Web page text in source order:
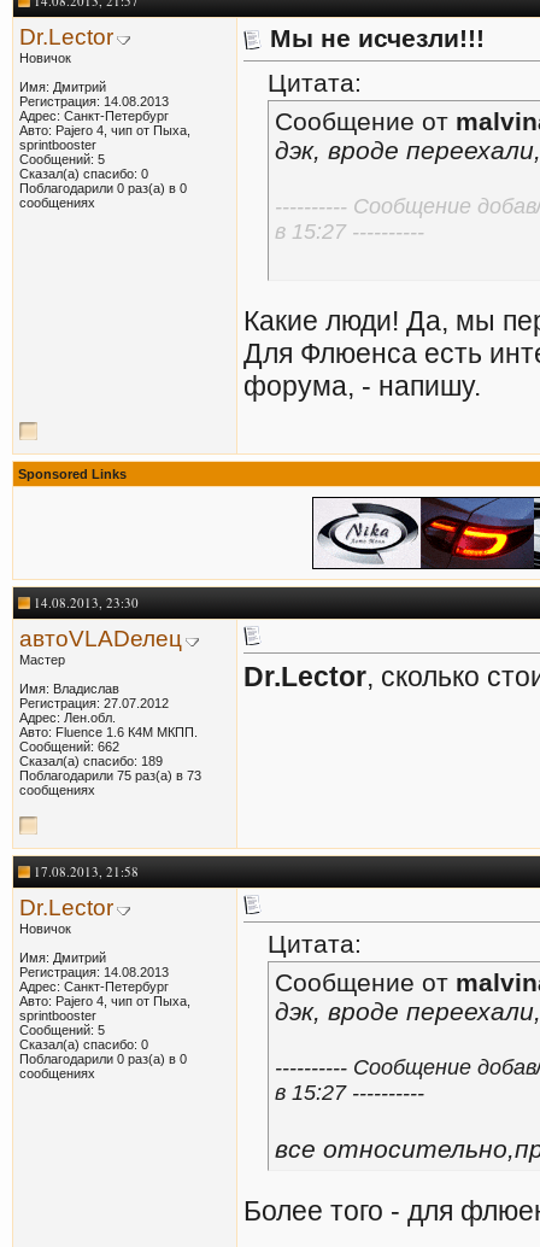
Dr.Lector
Новичок
Имя: Дмитрий
Регистрация: 14.08.2013
Адрес: Санкт-Петербург
Авто: Pajero 4, чип от Пыха,
sprintbooster
Сообщений: 5
Сказал(а) спасибо: 0
Поблагодарили 0 раз(а) в 0
сообщениях
Мы не исчезли!!!
Цитата:
Сообщение от
дэк, вроде переехали,
---------- Сообщение
в 15:27 ----------
Какие люди! Да, мы
Для Флюенса есть
форума, - напишу.
Sponsored Links
14.08.2013, 23:30
автоVLADелец
Мастер
Имя: Владислав
Регистрация: 27.07.2012
Адрес: Лен.обл.
Авто: Fluence 1.6 К4М МКПП.
Сообщений: 662
Сказал(а) спасибо: 189
Поблагодарили 75 раз(а) в 73
сообщениях
Dr.Lector, сколько
17.08.2013, 21:58
Dr.Lector
Новичок
Имя: Дмитрий
Регистрация: 14.08.2013
Адрес: Санкт-Петербург
Авто: Pajero 4, чип от Пыха,
sprintbooster
Сообщений: 5
Сказал(а) спасибо: 0
Поблагодарили 0 раз(а) в 0
сообщениях
Цитата:
Сообщение от
дэк, вроде переехали,
---------- Сообщение
в 15:27 ----------
все
Более того - для